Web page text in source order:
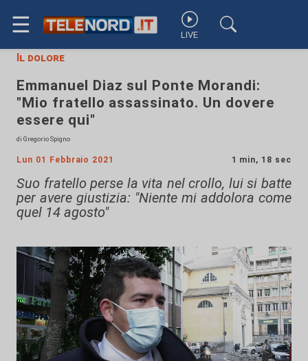
☰ LIVE
Il dolore
Emmanuel Diaz sul Ponte Morandi:
"Mio fratello assassinato. Un dovere
essere qui"
di Gregorio Spigno
Lun 01 Febbraio 2021 1 min, 18 sec
Suo fratello perse la vita nel crollo, lui si batte
per avere giustizia: "Niente mi addolora come
quel 14 agosto"